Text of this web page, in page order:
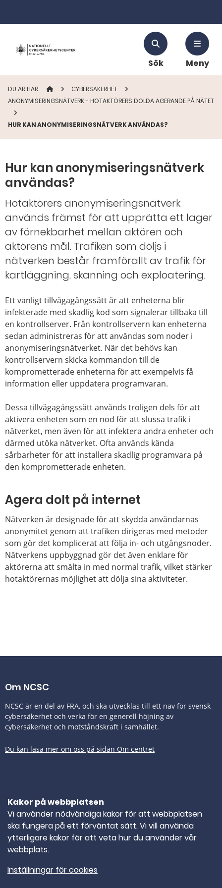
Sök Meny
DU ÄR HÄR: STARTSIDANCYBERSÄKERHET
ANONYMISERINGSNÄTVERK - HOTAKTÖRERS DOLDA AGERANDE PÅ NÄTET
HUR KAN ANONYMISERINGSNÄTVERK ANVÄNDAS?
Hur kan anonymiseringsnätverk
användas?
Hotaktörers anonymiseringsnätverk
används främst för att upprätta ett lager
av förnekbarhet mellan aktören och
aktörens mål. Trafiken som döljs i
nätverken består framförallt av trafik för
kartläggning, skanning och exploatering.
Ett vanligt tillvägagångssätt är att enheterna blir
infekterade med skadlig kod som signalerar tillbaka till
en kontrollserver. Från kontrollservern kan enheterna
sedan administreras för att användas som noder i
anonymiseringsnätverket. När det behövs kan
kontrollservern skicka kommandon till de
komprometterade enheterna för att exempelvis få
information eller uppdatera programvaran.
Dessa tillvägagångssätt används troligen dels för att
aktivera enheten som en nod för att slussa trafik i
nätverket, men även för att infektera andra enheter och
därmed utöka nätverket. Ofta används kända
sårbarheter för att installera skadlig programvara på
den komprometterade enheten.
Agera dolt på internet
Nätverken är designade för att skydda användarnas
anonymitet genom att trafiken dirigeras med metoder
som gör det komplicerat att följa in- och utgångsnoder.
Nätverkens uppbyggnad gör det även enklare för
aktörerna att smälta in med normal trafik, vilket stärker
hotaktörernas möjlighet att dölja sina aktiviteter.
Om NCSC
NCSC är en del av FRA, och ska utvecklas till ett nav för svensk
cybersäkerhet och verka för en generell höjning av
cybersäkerhet och motståndskraft i samhället.
Du kan läsa mer om oss på sidan Om centret
Kontakta oss
TELEFONNUMMER
010-382 80 00
E-POST
Kakor på webbplatsen
Vi använder nödvändiga kakor för att webbplatsen
ska fungera på ett förväntat sätt. Vi vill använda
ytterligare kakor för att veta hur du använder vår
webbplats.
Inställningar för cookies